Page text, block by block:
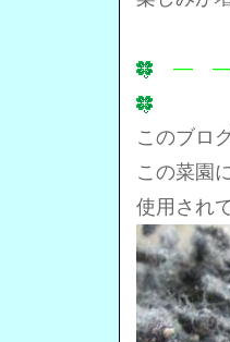
―
このブロ
この菜園
使用され